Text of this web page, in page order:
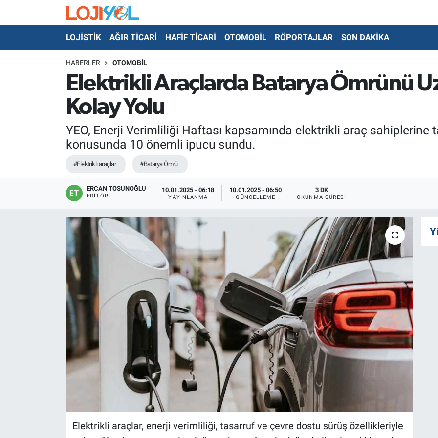
LOJİSTİK AĞIR TİCARİ HAFİF TİCARİ OTOMOBİL RÖPORTAJLAR SON DAKİKA
HABERLER OTOMOBİL
Elektrikli Araçlarda Batarya Ömrünü
Kolay Yolu
YEO, Enerji Verimliliği Haftası kapsamında elektrikli araç sahiplerine
konusunda 10 önemli ipucu sundu.
#Elektrikli araçlar #Batarya Ömrü
ERCAN TOSUNOĞLU
EDITÖR
10.01.2025 - 06:18
YAYINLANMA
10.01.2025 - 06:50
GÜNCELLEME
3 DK
OKUNMA SÜRESI
Elektrikli araçlar, enerji verimliliği, tasarruf ve çevre dostu sürüş özellikleriyle
OTO-TEST